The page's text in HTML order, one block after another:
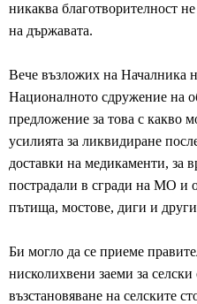
никаква благотворителност
на държавата.
Вече възложих на Началника
Националното сдружение на
предложение за това с какво
усилията за ликвидиране
доставки на медикаменти, за
пострадали в сгради на МО и
пътища, мостове, диги и
Би могло да се приеме
нисколихвени заеми за
възстановяване на селските